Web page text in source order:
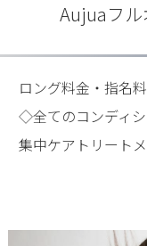
Aujuaフ
ロング料金・指名
◇全てのコンディ
集中ケアトリート